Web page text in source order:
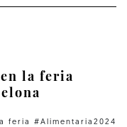
la feria
feria #Alimentaria2024